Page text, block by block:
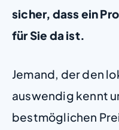
sicher, dass ein
für Sie da ist.
Jemand, der den
auswendig kennt
bestmöglichen